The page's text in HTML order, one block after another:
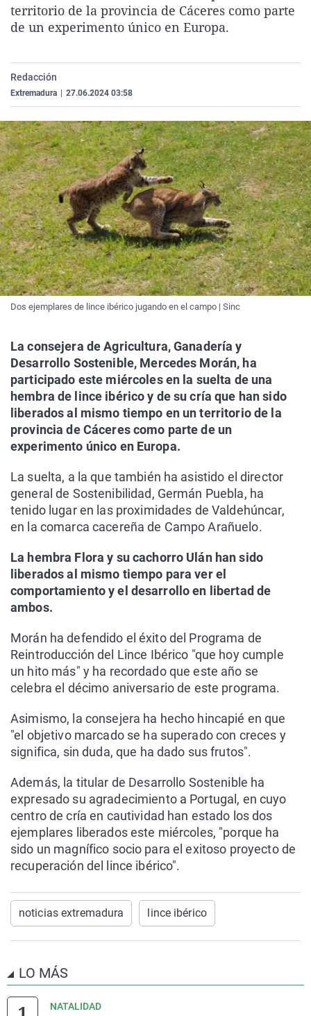
La rosa de los vientos
Gente viajera
Como el perro y el
Caso
Retornados
Equipo de
Extremadura
Galicia
La Rioja
País Vasco
Virales
Televisión
Elecciones
territorio de la provincia de Cáceres como parte
de un experimento único en Europa.
Redacción
Extremadura 27.06.2024 03:58
Dos ejemplares de lince ibérico jugando en el campo | Sinc
La consejera de Agricultura, Ganadería y
Desarrollo Sostenible, Mercedes Morán, ha
participado este miércoles en la suelta de una
hembra de lince ibérico y de su cría que han sido
liberados al mismo tiempo en un territorio de la
provincia de Cáceres como parte de un
experimento único en Europa.
La suelta, a la que también ha asistido el director
general de Sostenibilidad, Germán Puebla, ha
tenido lugar en las proximidades de Valdehúncar,
en la comarca cacereña de Campo Arañuelo.
La hembra Flora y su cachorro Ulán han sido
liberados al mismo tiempo para ver el
comportamiento y el desarrollo en libertad de
ambos.
Morán ha defendido el éxito del Programa de
Reintroducción del Lince Ibérico "que hoy cumple
un hito más" y ha recordado que este año se
celebra el décimo aniversario de este programa.
Asimismo, la consejera ha hecho hincapié en que
"el objetivo marcado se ha superado con creces y
significa, sin duda, que ha dado sus frutos".
Además, la titular de Desarrollo Sostenible ha
expresado su agradecimiento a Portugal, en cuyo
centro de cría en cautividad han estado los dos
ejemplares liberados este miércoles, "porque ha
sido un magnífico socio para el exitoso proyecto de
recuperación del lince ibérico".
noticias extremadura lince ibérico
LO MÁS
NATALIDAD